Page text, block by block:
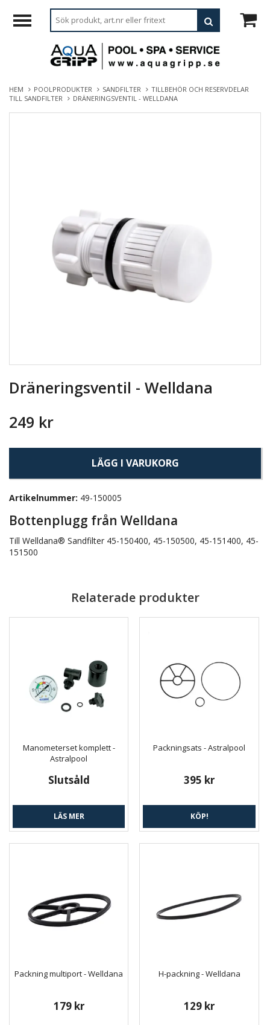
HEM POOLPRODUKTER SANDFILTER
TILLBEHÖR OCH RESERVDELAR
TILL SANDFILTER
DRÄNERINGSVENTIL - WELLDANA
Dräneringsventil - Welldana
249 kr
LÄGG I VARUKORG
Artikelnummer: 49-150005
Bottenplugg från Welldana
Till Welldana® Sandfilter 45-150400, 45-150500, 45-151400, 45-
151500
Relaterade produkter
Manometerset komplett -
Astralpool
Slutsåld
LÄS MER
Packningsats - Astralpool
395 kr
KÖP!
Packning multiport - Welldana
179 kr
H-packning - Welldana
129 kr